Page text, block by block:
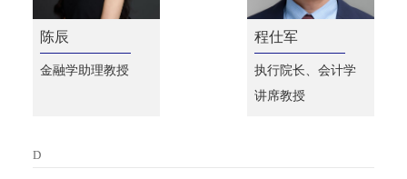
陈辰
金融学助理教授
程仕军
执行院长、会计学
讲席教授
D